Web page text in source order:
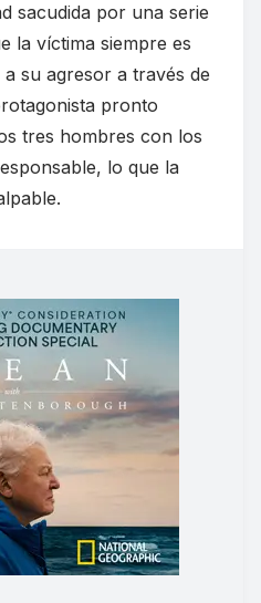
sacudida por una serie
la víctima siempre es
su agresor a través de
pronto
tres hombres con los
lo que la